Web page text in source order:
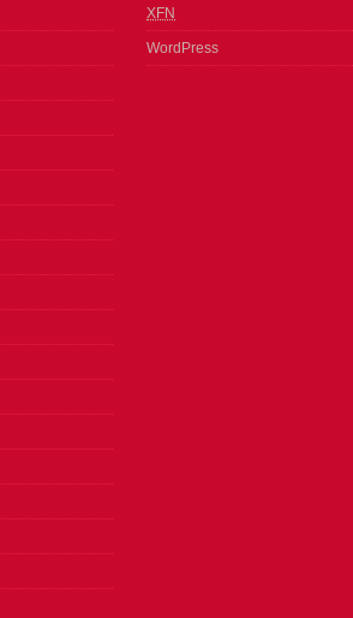
XFN
WordPress